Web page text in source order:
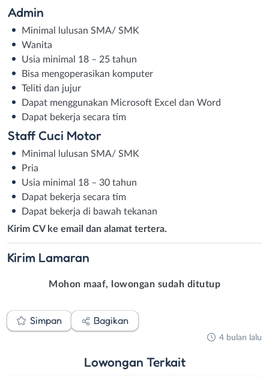
Admin
Minimal lulusan SMA/ SMK
Wanita
Usia minimal 18 – 25 tahun
Bisa mengoperasikan komputer
Teliti dan jujur
Dapat menggunakan Microsoft Excel dan Word
Dapat bekerja secara tim
Staff Cuci Motor
Minimal lulusan SMA/ SMK
Pria
Usia minimal 18 – 30 tahun
Dapat bekerja secara tim
Dapat bekerja di bawah tekanan
Kirim CV ke email dan alamat tertera.
Kirim Lamaran
Mohon maaf, lowongan sudah ditutup
Simpan Bagikan
4 bulan lalu
Lowongan Terkait